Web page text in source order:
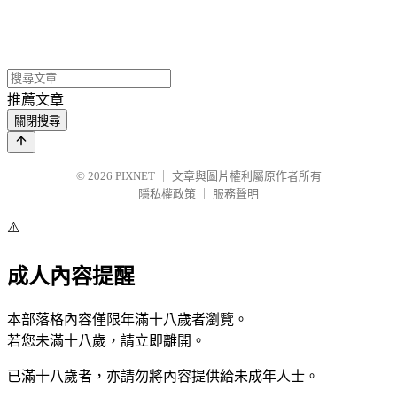
推薦文章
關閉搜尋
© 2026 PIXNET
文章與圖片權利屬原作者所有
隱私權政策
服務聲明
⚠️
成人內容提醒
本部落格內容僅限年滿十八歲者瀏覽。
若您未滿十八歲，請立即離開。
已滿十八歲者，亦請勿將內容提供給未成年人士。